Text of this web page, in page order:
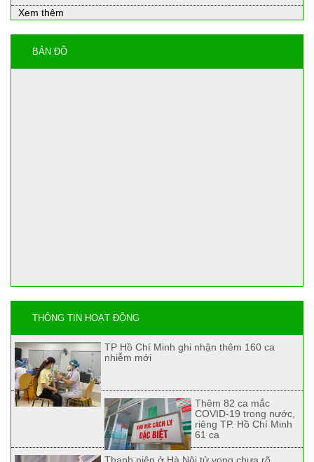
Xem thêm
BẢN ĐỒ
THÔNG TIN HOẠT ĐỘNG
TP Hồ Chí Minh ghi nhận thêm 160 ca
nhiễm mới
Thêm 82 ca mắc
COVID-19 trong nước,
riêng TP. Hồ Chí Minh
61 ca
Thanh niên ở Hà Nội tử vong chưa rõ